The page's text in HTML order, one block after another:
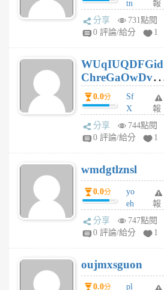
tn
jt
gl
個
月
前
報
分享
731點閱
0 評論/給分
1
WUqIUQDFGid
ChreGaOwDv
dY0.0分
Sf
X
Pe
Jc
R
P
m
v
A
V
個
月
報
分享
744點閱
0 評論/給分
1
wmdgtlznsl
0.0分
yo
eh
ld
gy
個
月
前
報
分享
747點閱
0 評論/給分
1
oujmxsguon
0.0分
pl